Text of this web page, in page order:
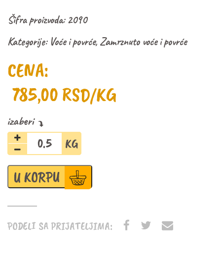
Šifra proizvoda:2090
Kategorije: Voće i povrće, Zamrznuto voće i povrće
CENA:
785,00 RSD/KG
Pasji
trn
količina
U KORPU
PODELI SA PRIJATELJIMA: